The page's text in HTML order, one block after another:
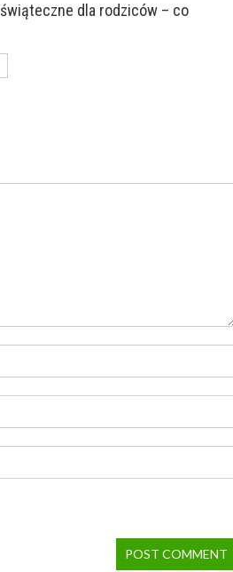
dla rodziców – co